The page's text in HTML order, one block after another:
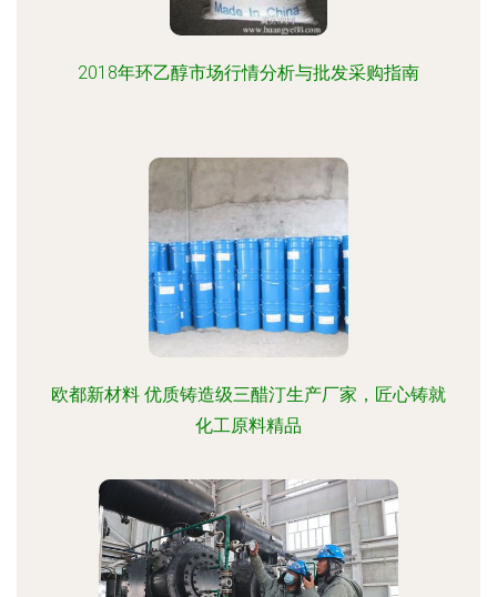
2018年环乙醇市场行情分析与批发采购指南
欧都新材料 优质铸造级三醋汀生产厂家，匠心铸就
化工原料精品